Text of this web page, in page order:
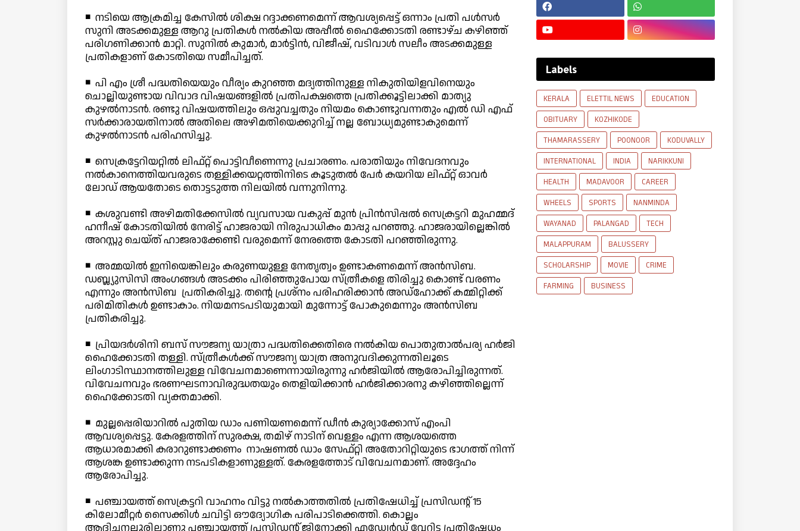
◾ നടിയെ ആക്രമിച്ച കേസില്‍ ശിക്ഷ റദ്ദാക്കണമെന്ന് ആവശ്യപ്പെട്ട് ഒന്നാം പ്രതി പള്‍സര്‍
സുനി അടക്കമുള്ള ആറു പ്രതികള്‍ നല്‍കിയ അപ്പീല്‍ ഹൈക്കോടതി രണ്ടാഴ്ച കഴിഞ്ഞ്
പരിഗണിക്കാന്‍ മാറ്റി. സുനില്‍ കുമാര്‍, മാര്‍ട്ടിന്‍, വിജീഷ്, വടിവാള്‍ സലീം അടക്കമുള്ള
പ്രതികളാണ് കോടതിയെ സമീപിച്ചത്.
◾ പി എം ശ്രീ പദ്ധതിയെയും വീര്യം കുറഞ്ഞ മദ്യത്തിനുള്ള നികുതിയിളവിനെയും
ചൊല്ലിയുണ്ടായ വിവാദ വിഷയങ്ങളില്‍ പ്രതിപക്ഷത്തെ പ്രതിക്കൂട്ടിലാക്കി മാത്യു
കുഴല്‍നാടന്‍. രണ്ടു വിഷയത്തിലും ഒപ്പുവച്ചതും നിയമം കൊണ്ടുവന്നതും എല്‍ ഡി എഫ്
സര്‍ക്കാരായതിനാല്‍ അതിലെ അഴിമതിയെക്കുറിച്ച് നല്ല ബോധ്യമുണ്ടാകുമെന്ന്
കുഴല്‍നാടന്‍ പരിഹസിച്ചു.
◾ സെക്രട്ടേറിയറ്റില്‍ ലിഫ്റ്റ് പൊട്ടിവീണെന്നു പ്രചാരണം. പരാതിയും നിവേദനവും
നല്‍കാനെത്തിയവരുടെ തള്ളിക്കയറ്റത്തിനിടെ കൂടുതല്‍ പേര്‍ കയറിയ ലിഫ്റ്റ് ഓവര്‍
ലോഡ് ആയതോടെ തൊട്ടടുത്ത നിലയില്‍ വന്നുനിന്നു.
◾ കശുവണ്ടി അഴിമതിക്കേസില്‍ വ്യവസായ വകുപ്പ് മുന്‍ പ്രിന്‍സിപ്പല്‍ സെക്രട്ടറി മുഹമ്മദ്
ഹനീഷ് കോടതിയില്‍ നേരിട്ട് ഹാജരായി നിരുപാധികം മാപ്പു പറഞ്ഞു. ഹാജരായില്ലെങ്കില്‍
അറസ്റ്റു ചെയ്ത് ഹാജരാക്കേണ്ടി വരുമെന്ന് നേരത്തെ കോടതി പറഞ്ഞിരുന്നു.
◾ അമ്മയില്‍ ഇനിയെങ്കിലും കരുണയുള്ള നേതൃത്വം ഉണ്ടാകണമെന്ന് അന്‍സിബ.
ഡബ്ല്യുസിസി അംഗങ്ങള്‍ അടക്കം പിരിഞ്ഞുപോയ സ്ത്രീകളെ തിരിച്ചു കൊണ്ട് വരണം
എന്നും അന്‍സിബ പ്രതികരിച്ചു. തന്റെ പ്രശ്നം പരിഹരിക്കാന്‍ അഡ്ഹോക്ക് കമ്മിറ്റിക്ക്
പരിമിതികള്‍ ഉണ്ടാകാം. നിയമനടപടിയുമായി മുന്നോട്ട് പോകുമെന്നും അന്‍സിബ
പ്രതികരിച്ചു.
◾ പ്രിയദര്‍ശിനി ബസ് സൗജന്യ യാത്രാ പദ്ധതിക്കെതിരെ നല്‍കിയ പൊതുതാല്‍പര്യ ഹര്‍ജി
ഹൈക്കോടതി തള്ളി. സ്ത്രീകള്‍ക്ക് സൗജന്യ യാത്ര അനുവദിക്കുന്നതിലൂടെ
ലിംഗാടിസ്ഥാനത്തിലുള്ള വിവേചനമാണെന്നായിരുന്നു ഹര്‍ജിയില്‍ ആരോപിച്ചിരുന്നത്.
വിവേചനവും ഭരണഘടനാവിരുദ്ധതയും തെളിയിക്കാന്‍ ഹര്‍ജിക്കാരനു കഴിഞ്ഞില്ലെന്ന്
ഹൈക്കോടതി വ്യക്തമാക്കി.
◾ മുല്ലപ്പെരിയാറില്‍ പുതിയ ഡാം പണിയണമെന്ന് ഡീന്‍ കുര്യാക്കോസ് എംപി
ആവശ്യപ്പെട്ടു. കേരളത്തിന് സുരക്ഷ, തമിഴ് നാടിന് വെള്ളം എന്ന ആശയത്തെ
ആധാരമാക്കി കരാറുണ്ടാക്കണം നാഷണല്‍ ഡാം സേഫ്റ്റി അതോറിറ്റിയുടെ ഭാഗത്ത് നിന്ന്
ആശങ്ക ഉണ്ടാക്കുന്ന നടപടികളാണുള്ളത്. കേരളത്തോട് വിവേചനമാണ്. അദ്ദേഹം
ആരോപിച്ചു.
◾ പഞ്ചായത്ത് സെക്രട്ടറി വാഹനം വിട്ടു നല്‍കാത്തതില്‍ പ്രതിഷേധിച്ച് പ്രസിഡന്റ് 15
കിലോമീറ്റര്‍ സൈക്കിള്‍ ചവിട്ടി ഔദ്യോഗിക പരിപാടിക്കെത്തി. കൊല്ലം
ആദിച്ചനല്ലൂരിലാണു പഞ്ചായത്ത് പ്രസിഡന്റ് ജിനോക്കി എഡ്വേര്‍ഡ് വേറിട്ട പ്രതിഷേധം
Labels
KERALA ELETTIL NEWS
EDUCATION
OBITUARY
KOZHIKODE
THAMARASSERY
POONOOR
KODUVALLY
INTERNATIONAL
INDIA
NARIKKUNI
HEALTH
MADAVOOR
CAREER
WHEELS
SPORTS
NANMINDA
WAYANAD
PALANGAD
TECH
MALAPPURAM
BALUSSERY
SCHOLARSHIP
MOVIE
CRIME
FARMING
BUSINESS